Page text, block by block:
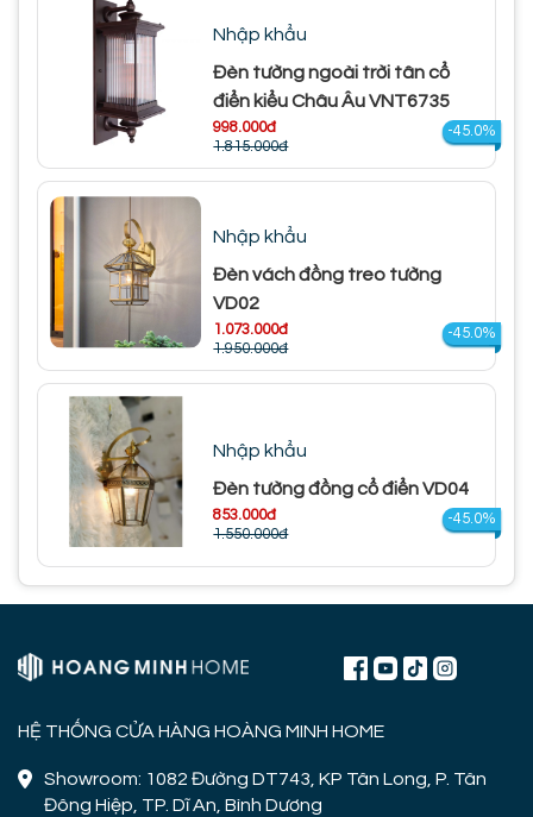
Nhập khẩu
Đèn tường ngoài trời tân cổ
điển kiểu Châu Âu VNT6735
998.000đ
1.815.000đ
-45.0%
Nhập khẩu
Đèn vách đồng treo tường
VD02
1.073.000đ
1.950.000đ
-45.0%
Nhập khẩu
Đèn tường đồng cổ điển VD04
853.000đ
1.550.000đ
-45.0%
HỆ THỐNG CỬA HÀNG HOÀNG MINH HOME
Showroom: 1082 Đường DT743, KP Tân Long, P. Tân
Đông Hiệp, TP. Dĩ An, Bình Dương